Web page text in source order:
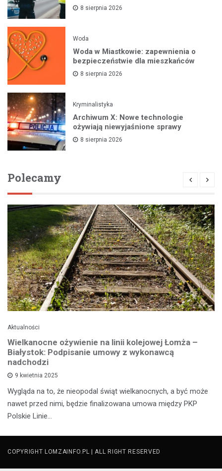
8 sierpnia 2026
Woda
Woda w Miastkowie: zapewnienia o
bezpieczeństwie dla mieszkańców
8 sierpnia 2026
Kryminalistyka
Archiwum X: Nowe technologie
ożywiają niewyjaśnione sprawy
8 sierpnia 2026
Polecamy
Aktualności
Wielkanocne ożywienie na linii kolejowej Łomża –
Białystok: Podpisanie umowy z wykonawcą
nadchodzi
9 kwietnia 2025
Wygląda na to, że nieopodal świąt wielkanocnych, a być może
nawet przed nimi, będzie finalizowana umowa między PKP
Polskie Linie…
COPYRIGHT LOMZAINFO.PL | ALL RIGHT RESERVED